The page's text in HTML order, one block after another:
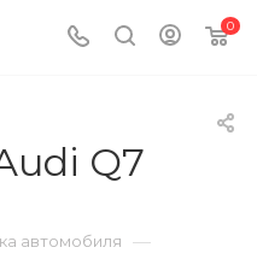
0
Q7
автомобиля —